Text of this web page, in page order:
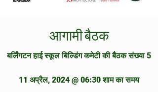
आगामी बैठक
बर्लिंगटन हाई स्कूल बिल्डिंग कमेटी की बैठक संख्या 5
11 अप्रैल, 2024 @ 06:30 शाम का समय